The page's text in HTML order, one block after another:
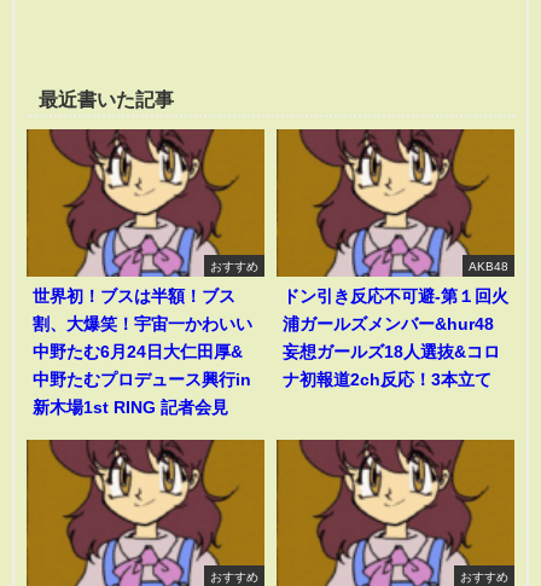
最近書いた記事
おすすめ
世界初！ブスは半額！ブス
割、大爆笑！宇宙一かわいい
中野たむ6月24日大仁田厚&
中野たむプロデュース興行in
新木場1st RING 記者会見
AKB48
ドン引き反応不可避-第１回火
浦ガールズメンバー&hur48
妄想ガールズ18人選抜&コロ
ナ初報道2ch反応！3本立て
おすすめ おすすめ